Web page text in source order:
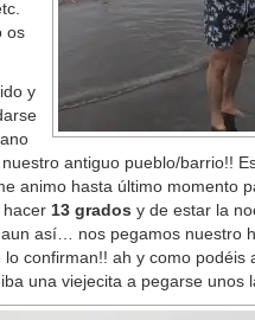
os
y
, nuestro antiguo pueblo/barrio!!
animo hasta último momento
hacer 13 grados y de estar la
así… nos pegamos nuestro
confirman!! ah y como podéis
una viejecita a pegarse unos